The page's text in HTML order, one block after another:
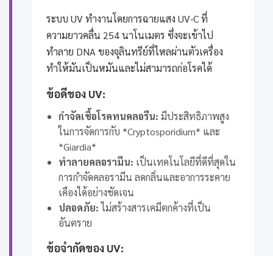
ระบบ UV ทำงานโดยการฉายแสง UV-C ที่
ความยาวคลื่น 254 นาโนเมตร ซึ่งจะเข้าไป
ทำลาย DNA ของจุลินทรีย์ที่ไหลผ่านตัวเครื่อง
ทำให้มันเป็นหมันและไม่สามารถก่อโรคได้
ข้อดีของ UV:
กำจัดเชื้อโรคทนคลอรีน: มีประสิทธิภาพสูง
ในการจัดการกับ *Cryptosporidium* และ
*Giardia*
ทำลายคลอรามีน: เป็นเทคโนโลยีที่ดีที่สุดใน
การกำจัดคลอรามีน ลดกลิ่นและอาการระคาย
เคืองได้อย่างชัดเจน
ปลอดภัย:ไม่สร้างสารเคมีตกค้างที่เป็น
อันตราย
ข้อจำกัดของ UV: